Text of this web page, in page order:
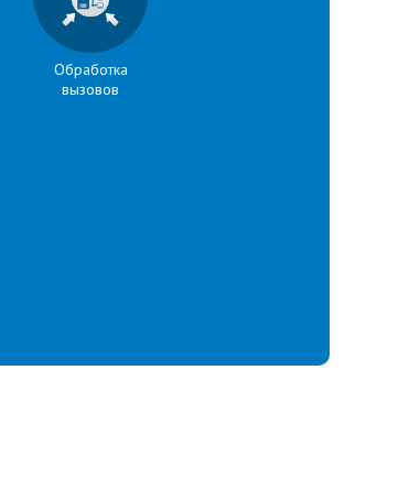
Обработка
вызовов